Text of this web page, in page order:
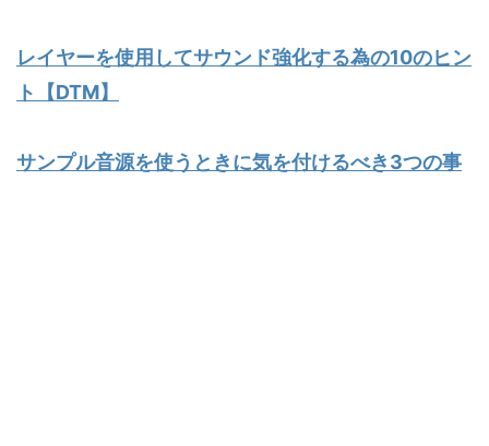
レイヤーを使用してサウンド強化する為の10のヒン
ト【DTM】
サンプル音源を使うときに気を付けるべき3つの事